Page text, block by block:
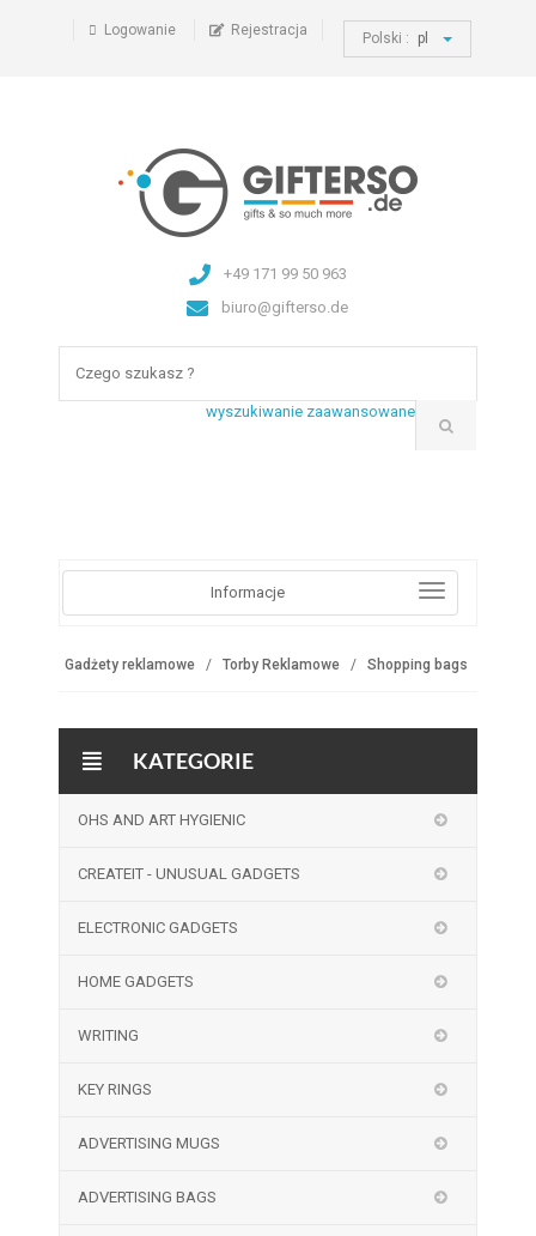
Logowanie Rejestracja Polski : pl
+49 171 99 50 963
biuro@gifterso.de
wyszukiwanie zaawansowane
Informacje
Gadżety reklamowe Torby Reklamowe Shopping bags
KATEGORIE
OHS AND ART HYGIENIC
CREATEIT - UNUSUAL GADGETS
ELECTRONIC GADGETS
HOME GADGETS
WRITING
KEY RINGS
ADVERTISING MUGS
ADVERTISING BAGS